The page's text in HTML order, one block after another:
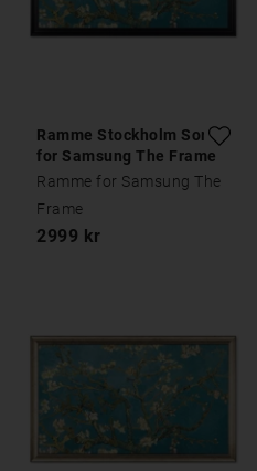
Ramme Stockholm Sort
for Samsung The Frame
Ramme for Samsung The
Frame
2999 kr